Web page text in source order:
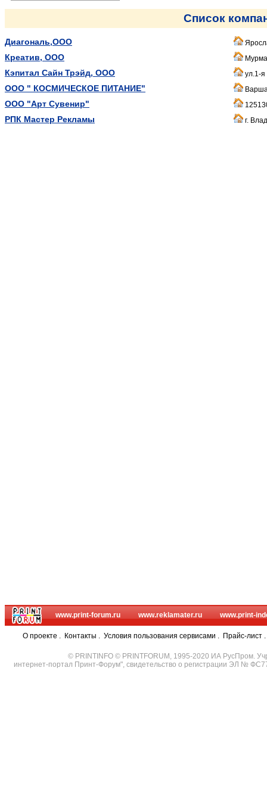
Список
Диагональ,ООО
Креатив, ООО
Кэпитал Сайн Трэйд, ООО ул.1-
ООО " КОСМИЧЕСКОЕ ПИТАНИЕ"
ООО "Арт Сувенир"
РПК Мастер Рекламы г.
www.print-forum.ru www.reklamater.ru www.print-
О проекте . Контакты . Условия пользования сервисами . Прайс-лист .
© PRINTINFO © PRINTFORUM, 1995-2020 ИА РусПром.
интернет-портал Принт-Форум", свидетельство о регистрации ЭЛ №